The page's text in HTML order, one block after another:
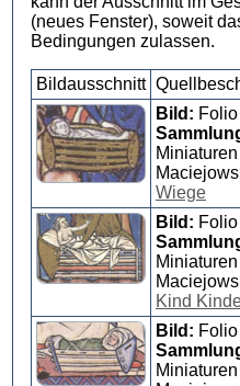
(neues Fenster), soweit
Bedingungen zulassen.
Bildausschnitt
Bild:
Wiege
Bild:
Kind
Bild: